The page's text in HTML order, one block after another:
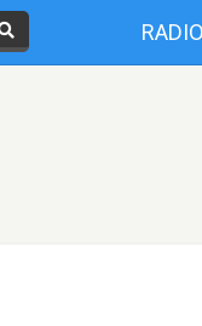
RADIO